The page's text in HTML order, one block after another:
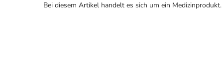
Bei diesem Artikel handelt es sich um ein Medizinprodukt.